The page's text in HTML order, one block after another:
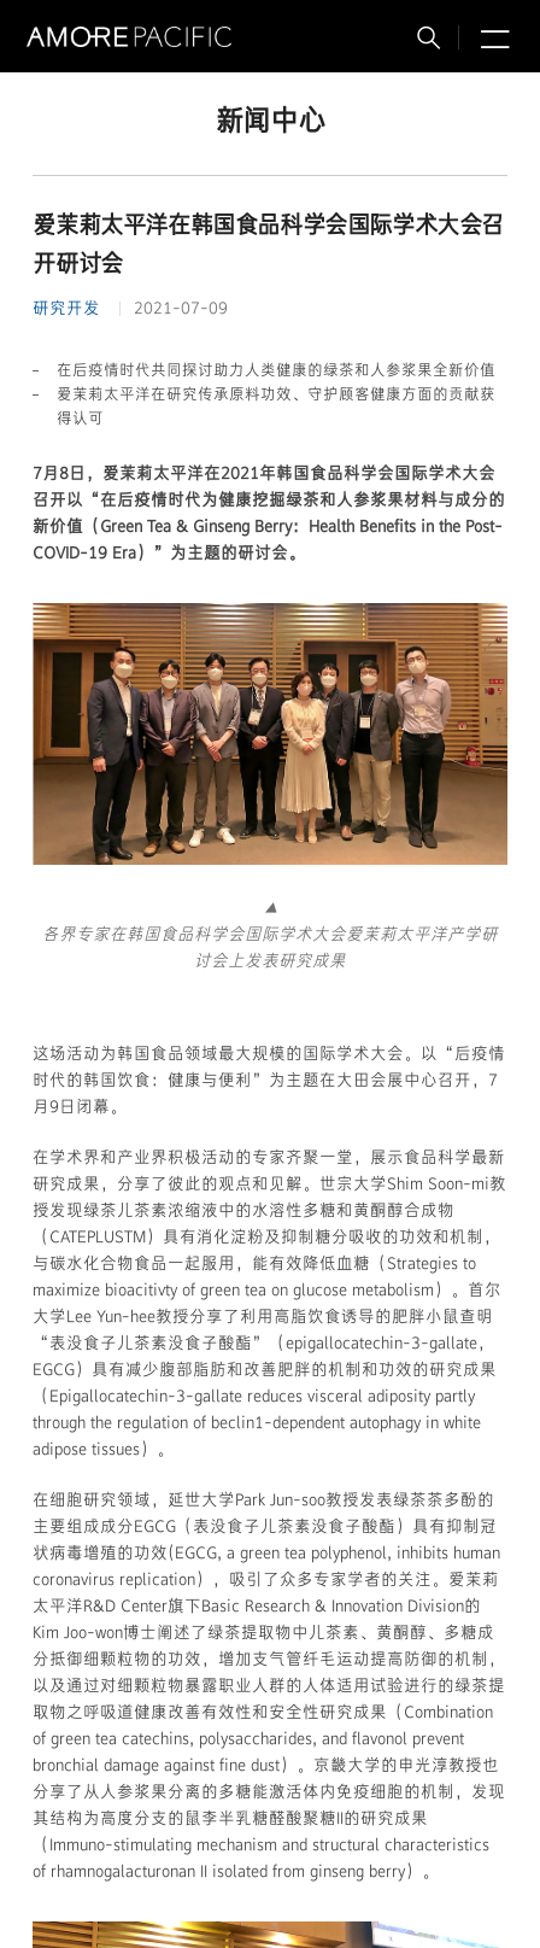
搜
索
新闻中心
爱茉莉太平洋在韩国食品科学会国际学术大会召
开研讨会
研究开发 2021-07-09
在后疫情时代共同探讨助力人类健康的绿茶和人参浆果全新价值
爱茉莉太平洋在研究传承原料功效、守护顾客健康方面的贡献获
得认可
7月8日，爱茉莉太平洋在2021年韩国食品科学会国际学术大会
召开以“在后疫情时代为健康挖掘绿茶和人参浆果材料与成分的
新价值（Green Tea & Ginseng Berry：Health Benefits in the Post-
COVID-19 Era）”为主题的研讨会。
▲
各界专家在韩国食品科学会国际学术大会爱茉莉太平洋产学研
讨会上发表研究成果
这场活动为韩国食品领域最大规模的国际学术大会。以“后疫情
时代的韩国饮食：健康与便利”为主题在大田会展中心召开，7
月9日闭幕。
在学术界和产业界积极活动的专家齐聚一堂，展示食品科学最新
研究成果，分享了彼此的观点和见解。世宗大学Shim Soon-mi教
授发现绿茶儿茶素浓缩液中的水溶性多糖和黄酮醇合成物
（CATEPLUSTM）具有消化淀粉及抑制糖分吸收的功效和机制，
与碳水化合物食品一起服用，能有效降低血糖（Strategies to
maximize bioacitivty of green tea on glucose metabolism）。首尔
大学Lee Yun-hee教授分享了利用高脂饮食诱导的肥胖小鼠查明
“表没食子儿茶素没食子酸酯”（epigallocatechin-3-gallate，
EGCG）具有减少腹部脂肪和改善肥胖的机制和功效的研究成果
（Epigallocatechin-3-gallate reduces visceral adiposity partly
through the regulation of beclin1-dependent autophagy in white
adipose tissues）。
在细胞研究领域，延世大学Park Jun-soo教授发表绿茶茶多酚的
主要组成成分EGCG（表没食子儿茶素没食子酸酯）具有抑制冠
状病毒增殖的功效(EGCG, a green tea polyphenol, inhibits human
coronavirus replication），吸引了众多专家学者的关注。爱茉莉
太平洋R&D Center旗下Basic Research & Innovation Division的
Kim Joo-won博士阐述了绿茶提取物中儿茶素、黄酮醇、多糖成
分抵御细颗粒物的功效，增加支气管纤毛运动提高防御的机制，
以及通过对细颗粒物暴露职业人群的人体适用试验进行的绿茶提
取物之呼吸道健康改善有效性和安全性研究成果（Combination
of green tea catechins, polysaccharides, and flavonol prevent
bronchial damage against fine dust）。京畿大学的申光淳教授也
分享了从人参浆果分离的多糖能激活体内免疫细胞的机制，发现
其结构为高度分支的鼠李半乳糖醛酸聚糖II的研究成果
（Immuno-stimulating mechanism and structural characteristics
of rhamnogalacturonan II isolated from ginseng berry）。